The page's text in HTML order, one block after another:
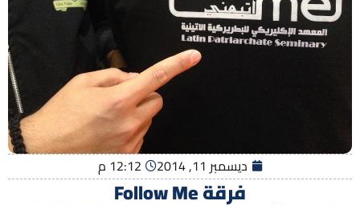
ديسمبر 11, 2014 12:12 م
فرقةFollow Me